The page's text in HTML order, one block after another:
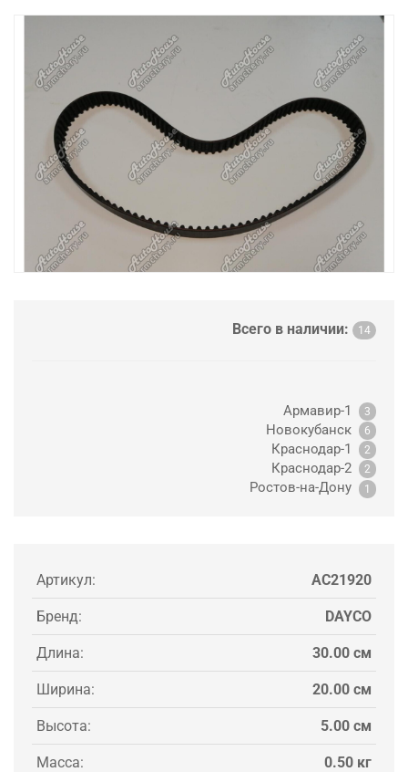
Всего в наличии: 14
Армавир-1 3
Новокубанск 6
Краснодар-1 2
Краснодар-2 2
Ростов-на-Дону 1
Артикул: AC21920
Бренд: DAYCO
Длина: 30.00 см
Ширина: 20.00 см
Высота: 5.00 см
Масса: 0.50 кг